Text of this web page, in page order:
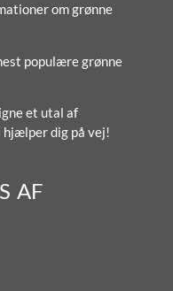
om grønne
populære grønne
et utal af
hjælper dig på vej!
AF